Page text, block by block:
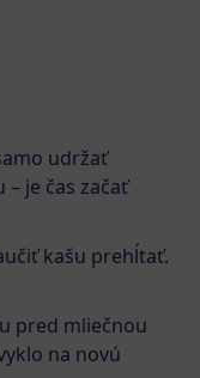
udržať
je čas začať
kašu prehĺtať.
pred mliečnou
na novú